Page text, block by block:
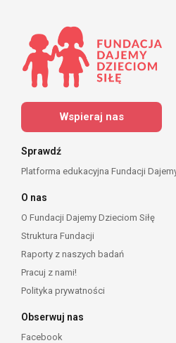
Wspieraj nas
Sprawdź
Platforma edukacyjna Fundacji
O nas
O Fundacji Dajemy Dzieciom Siłę
Struktura Fundacji
Raporty z naszych badań
Pracuj z nami!
Polityka prywatności
Obserwuj nas
Facebook